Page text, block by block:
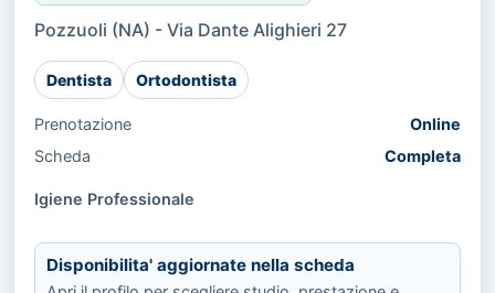
Pozzuoli (NA) - Via Dante Alighieri 27
Dentista Ortodontista
Prenotazione
Online
Scheda
Completa
Igiene Professionale
Disponibilita' aggiornate nella scheda